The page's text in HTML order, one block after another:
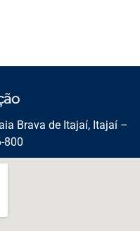
Brava de Itajaí, Itajaí –
800